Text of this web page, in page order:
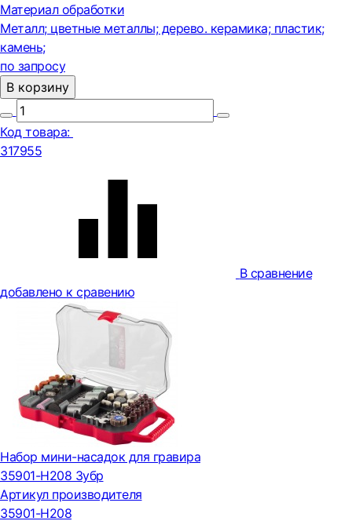
Материал обработки
Металл; цветные металлы; дерево. керамика; пластик;
камень;
по запросу
В корзину
Код товара:
317955
В сравнение
добавлено к сравению
Набор мини-насадок для гравира
35901-H208 Зубр
Артикул производителя
35901-H208